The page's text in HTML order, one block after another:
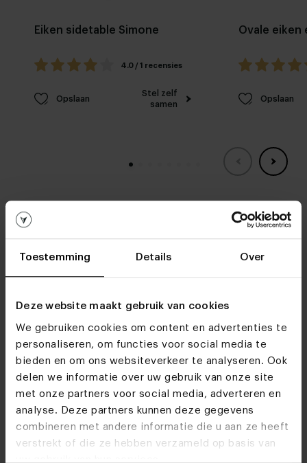
Toestemming Details Over
Deze website maakt gebruik van cookies
We gebruiken cookies om content en advertenties te
personaliseren, om functies voor social media te
bieden en om ons websiteverkeer te analyseren. Ook
delen we informatie over uw gebruik van onze site
met onze partners voor social media, adverteren en
analyse. Deze partners kunnen deze gegevens
combineren met andere informatie die u aan ze heeft
verstrekt of die ze hebben verzameld op basis van
Eiken sidetable Simone
4.0 / 1 recensies
Opslaan
Stel zelf
samen
Ovale eiken
Opslaan
Woonwinkels
Kom je snel eens
langs?